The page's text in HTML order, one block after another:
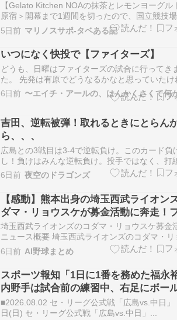
【Gelato Kitchen NOAの抹茶とレモンヨーグル
原宿＞開幕まで1週間を切ったので、国立競技
ほど近い東郷神社で必勝祈願。東郷神社から、
りの方に下ると目の前に見えるのがGelato
NOAさん。美味しいものに目のない若い子たち
を作…
5日前 マリノスサポ-タベある記
いつになく快投で【ファイターズ】
どうも、日曜はファイターズの試合に行ってき
た。 先発は有原でどうなるかなと思っていたけ
立ち上がりからロッテ打線を封じる投球を見せ
た。 ツーシーム・チェンジアップと効果的に決
で先制、３回にはレイエスの２ランで３－…
6日前
吉田、逆転被弾！取れるときにとらん
ら、、、
広島との3戦目は3-4で逆転負け。このカード負
し！負けはみんな逆転負け。投手ではなく、打
題がある。取れるときに点を取らんからという
な。 今日の打線は1番に樋口を大抜擢。初タイ
あり、エラーもあったか。まあでも、足がある
ャンプからオープン戦では、大活躍する…
6日前 夜空のドラゴンズ
【感動】熊本出身の埼玉西武ライオン
ダマ・リョウスケが募金活動に奔走！
と誓った復興への願い
埼玉西武ライオンズのコダマ・リョウスケ募金
ニュース概要 埼玉西武ライオンズのコダマ・リ
ケ内野手が、二日に本拠地のベルーナドームで
たオリックス・バファローズ戦の試合前に、令
熊本地震の被災地支援を目的とした募金活動に
ました。 熊本県タマナ郡出身のコダマ選…
6日前 AI野球まとめ
スポーツ報知「1日に1番を務めた福永
内野手は試合前の練習中、右足にボー
撃。ベンチスタートとなり、試合への
心配される」 中日・福永裕基はベンチ
■2026.08.02 セ・リーグ公式戦「広島vs.中日」
日(日) セ・リーグ公式戦「広島vs.中日」...